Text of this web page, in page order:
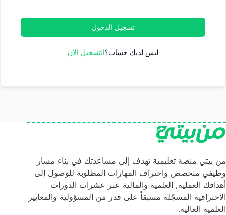
تسجيل الدخول
ليس لديك حساب؟التسجيل الان
من بيتي منصة تعليمية تهدف إلى مساعدتك في بناء مسار
وظيفي متخصص واحتراف المهارات المطلوبة للوصول إلى
أهدافك العملية, العلمية والمالية عبر عشرات الدورات
الاحترافية المسجّلة مسبقاً على قدر من المسؤولية والمعايير
العلمية العالية.